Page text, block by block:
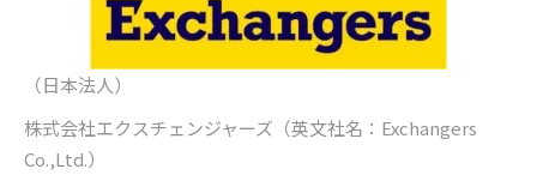
（日本法人）
株式会社エクスチェンジャーズ （英文社名： Exchangers
Co.,Ltd.）